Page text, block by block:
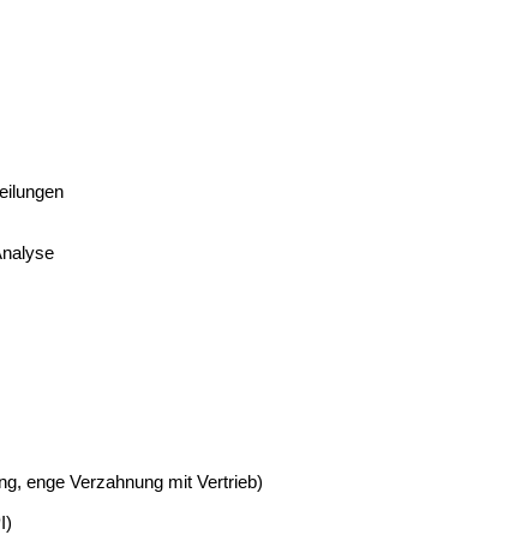
enge Verzahnung mit Vertrieb)